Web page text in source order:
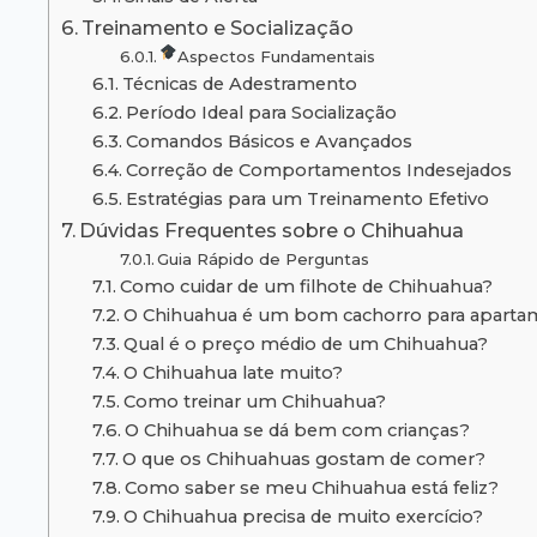
Treinamento e Socialização
Aspectos Fundamentais
Técnicas de Adestramento
Período Ideal para Socialização
Comandos Básicos e Avançados
Correção de Comportamentos Indesejados
Estratégias para um Treinamento Efetivo
Dúvidas Frequentes sobre o Chihuahua
Guia Rápido de Perguntas
Como cuidar de um filhote de Chihuahua?
O Chihuahua é um bom cachorro para
Qual é o preço médio de um Chihuahua?
O Chihuahua late muito?
Como treinar um Chihuahua?
O Chihuahua se dá bem com crianças?
O que os Chihuahuas gostam de comer?
Como saber se meu Chihuahua está feliz?
O Chihuahua precisa de muito exercício?